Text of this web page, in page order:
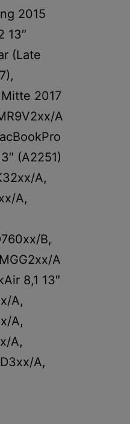
2015
13″
(Late
2017
A
(A2251)
A,
A,
B,
A
8,1 13″
A,
A,
A,
A,